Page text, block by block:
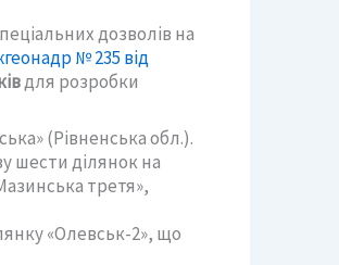
дозволів на
№ 235 від
для розробки
(Рівненська обл.).
шести ділянок на
третя»,
«Олевськ-2», що